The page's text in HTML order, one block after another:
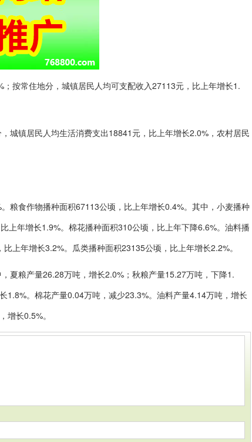
按常住地分，城镇居民人均可支配收入27113元，比上年增长1.
城镇居民人均生活消费支出18841元，比上年增长2.0%，农村居民
粮食作物播种面积67113公顷，比上年增长0.4%。其中，小麦播种
上年增长1.9%。棉花播种面积310公顷，比上年下降6.6%。油料播
上年增长3.2%。瓜类播种面积23135公顷，比上年增长2.2%。
夏粮产量26.28万吨，增长2.0%；秋粮产量15.27万吨，下降1.
。棉花产量0.04万吨，减少23.3%。油料产量4.14万吨，增长
增长0.5%。